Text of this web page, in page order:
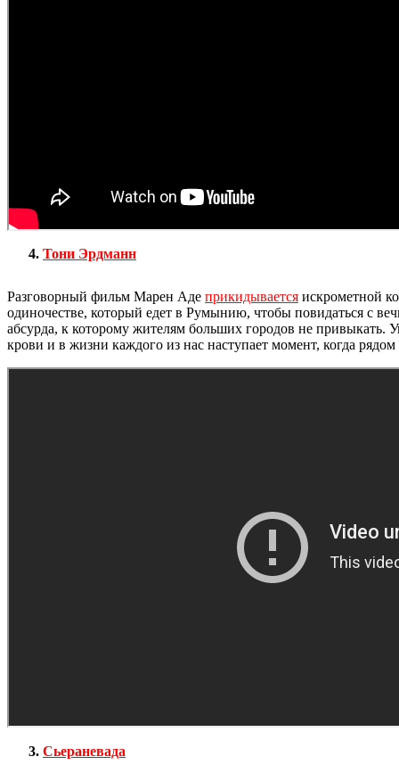
Тони Эрдманн
Разговорный фильм Марен Аде прикидывается искрометной
одиночестве, который едет в Румынию, чтобы повидаться с
абсурда, к которому жителям больших городов не
крови и в жизни каждого из нас наступает момент, когда
Сьераневада